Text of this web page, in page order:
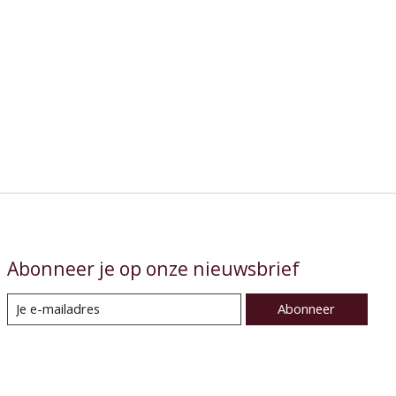
Abonneer je op onze nieuwsbrief
Abonneer